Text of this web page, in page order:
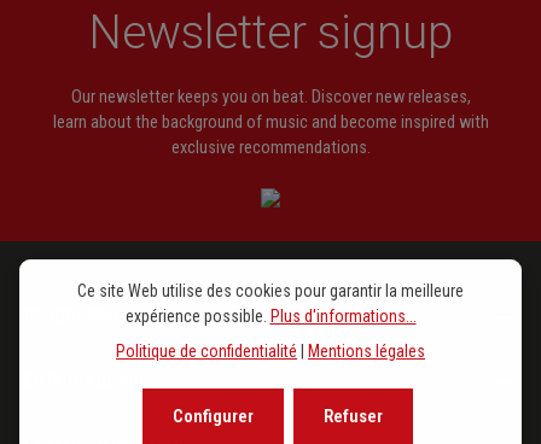
Newsletter signup
Our newsletter keeps you on beat. Discover new releases,
learn about the background of music and become inspired with
exclusive recommendations.
Ce site Web utilise des cookies pour garantir la meilleure
expérience possible. Plus d'informations...
Politique de confidentialité
Mentions légales
Refuser
Configurer